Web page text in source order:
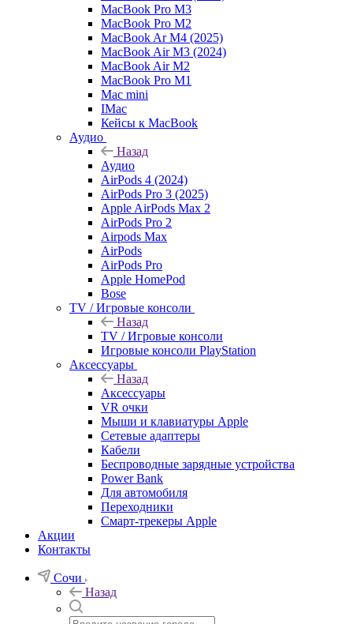
MacBook Pro M3
MacBook Pro M2
MacBook Ar M4 (2025)
MacBook Air M3 (2024)
MacBook Air M2
MacBook Pro M1
Mac mini
IMac
Кейсы к MacBook
Аудио
Назад
Аудио
AirPods 4 (2024)
AirPods Pro 3 (2025)
Apple AirPods Max 2
AirPods Pro 2
Airpods Max
AirPods
AirPods Pro
Apple HomePod
Bose
TV / Игровые консоли
Назад
TV / Игровые консоли
Игровые консоли PlayStation
Аксессуары
Назад
Аксессуары
VR очки
Мыши и клавиатуры Apple
Сетевые адаптеры
Кабели
Беспроводные зарядные устройства
Power Bank
Для автомобиля
Переходники
Смарт-трекеры Apple
Акции
Контакты
Сочи
Назад